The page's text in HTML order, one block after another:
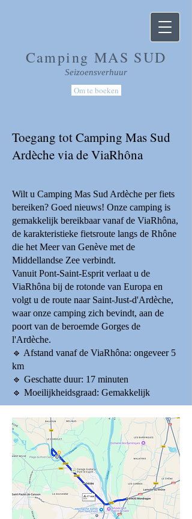
Camping MAS SUD
Seizoensverhuur
Om te boeken
Toegang tot Camping Mas Sud
Ardèche via de ViaRhôna
Wilt u Camping Mas Sud Ardèche per fiets
bereiken? Goed nieuws! Onze camping is
gemakkelijk bereikbaar vanaf de ViaRhôna,
de karakteristieke fietsroute langs de Rhône
die het Meer van Genève met de
Middellandse Zee verbindt.
Vanuit Pont-Saint-Esprit verlaat u de
ViaRhôna bij de rotonde van Europa en
volgt u de route naar Saint-Just-d'Ardèche,
waar onze camping zich bevindt, aan de
poort van de beroemde Gorges de
l'Ardèche.
🔹 Afstand vanaf de ViaRhôna: ongeveer 5
km
🔹 Geschatte duur: 17 minuten
🔹 Moeilijkheidsgraad: Gemakkelijk